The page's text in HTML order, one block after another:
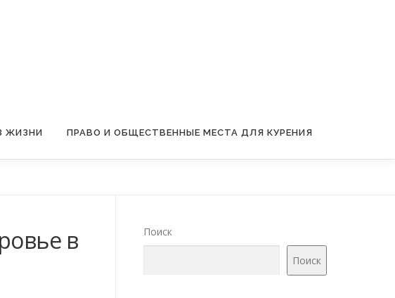
ЖИЗНИ ПРАВО И ОБЩЕСТВЕННЫЕ МЕСТА ДЛЯ КУРЕНИЯ
в
Поиск
Поиск